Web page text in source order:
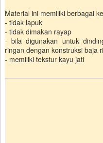
Material ini memiliki berbagai
- tidak lapuk
- tidak dimakan rayap
- bila digunakan untuk
ringan dengan konstruksi baja
- memiliki tekstur kayu jati